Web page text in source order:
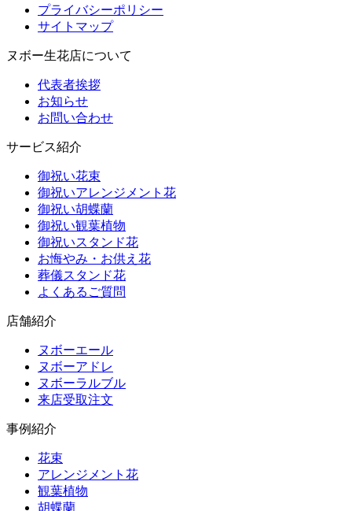
プライバシーポリシー
サイトマップ
ヌボー生花店について
代表者挨拶
お知らせ
お問い合わせ
サービス紹介
御祝い花束
御祝いアレンジメント花
御祝い胡蝶蘭
御祝い観葉植物
御祝いスタンド花
お悔やみ・お供え花
葬儀スタンド花
よくあるご質問
店舗紹介
ヌボーエール
ヌボーアドレ
ヌボーラルブル
来店受取注文
事例紹介
花束
アレンジメント花
観葉植物
胡蝶蘭